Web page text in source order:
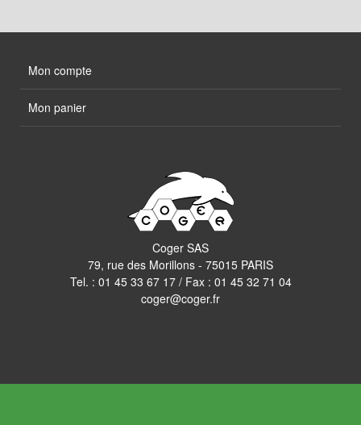
Mon compte
Mon panier
Coger SAS
79, rue des Morillons - 75015 PARIS
Tel. : 01 45 33 67 17/ Fax : 01 45 32 71 04
coger@coger.fr